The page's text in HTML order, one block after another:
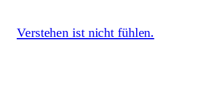
Inhalt
Verstehen ist nicht fühlen.